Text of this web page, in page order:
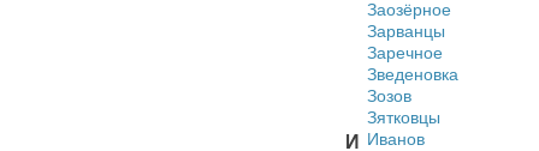
Заозёрное
Зарванцы
Заречное
Зведеновка
Зозов
Зятковцы
И
Иванов